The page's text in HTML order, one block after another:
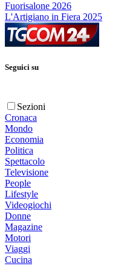
Fuorisalone 2026
L'Artigiano in Fiera 2025
Seguici su
Sezioni
Cronaca
Mondo
Economia
Politica
Spettacolo
Televisione
People
Lifestyle
Videogiochi
Donne
Magazine
Motori
Viaggi
Cucina